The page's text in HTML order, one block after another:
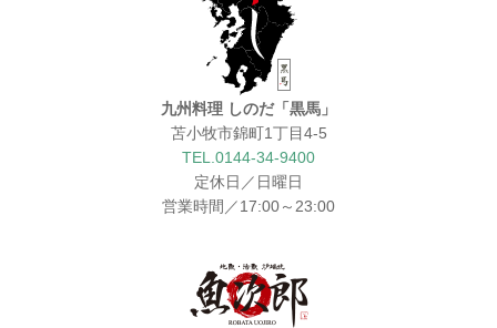
九州料理 しのだ「黒馬」
苫小牧市錦町1丁目4-5
TEL.0144-34-9400
定休日／日曜日
営業時間／17:00～23:00